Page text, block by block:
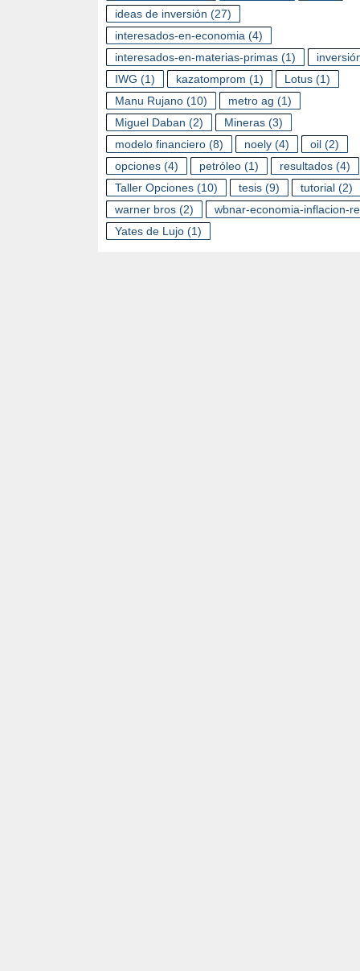
ideas de inversión (27)
interesados-en-economia (4)
interesados-en-materias-primas (1)
IWG (1) kazatomprom (1) Lotus (1)
Manu Rujano (10) metro ag (1)
Miguel Daban (2) Mineras (3)
modelo financiero (8) noely (4) oil (2)
opciones (4) petróleo (1) resultados (4)
Taller Opciones (10) tesis (9) tutorial (2)
warner bros (2)
wbnar-economia-inflacion-
Yates de Lujo (1)